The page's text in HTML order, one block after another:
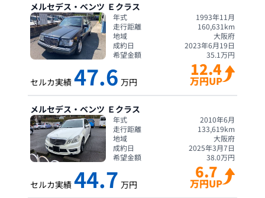
メルセデス・ベンツ Ｅクラス
年式
1993年11月
走行距離
160,631 km
地域
大阪府
成約日
2023年6月19日
希望金額
35.1万円
セルカ実績 47.6 万円
12.4
万円UP
メルセデス・ベンツ Ｅクラス
年式
2010年6月
走行距離
133,619km
地域
大阪府
成約日
2025年3月7日
希望金額
38.0万円
セルカ実績 44.7 万円
6.7
万円UP